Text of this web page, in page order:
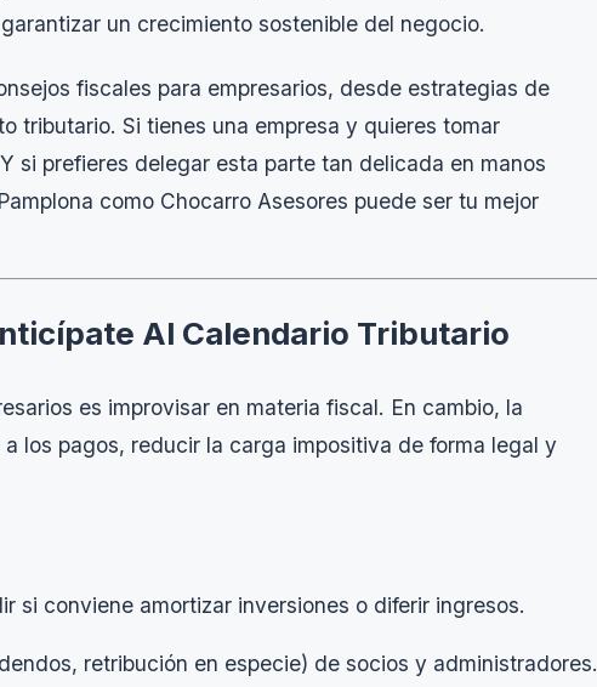
un crecimiento sostenible del negocio.
fiscales para empresarios, desde estrategias de
tributario. Si tienes una empresa y quieres tomar
si prefieres delegar esta parte tan delicada en manos
como Chocarro Asesores puede ser tu mejor
Al Calendario Tributario
es improvisar en materia fiscal. En cambio, la
los pagos, reducir la carga impositiva de forma legal y
si conviene amortizar inversiones o diferir ingresos.
retribución en especie) de socios y administradores.